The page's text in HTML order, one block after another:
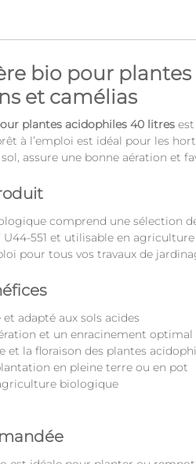
bio pour
et camélias
plantes acidophiles 40 litres
à l’emploi est idéal pour les
assure une bonne aération et
comprend une sélection
551 et utilisable en
pour tous vos travaux de
adapté aux sols acides
et un enracinement optimal
et la floraison des plantes
en pleine terre ou en pot
biologique